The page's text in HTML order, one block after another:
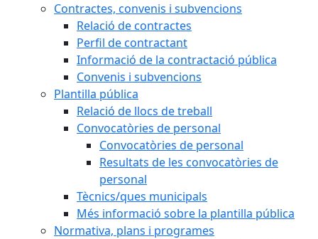
Contractes, convenis i subvencions
Relació de contractes
Perfil de contractant
Informació de la contractació pública
Convenis i subvencions
Plantilla pública
Relació de llocs de treball
Convocatòries de personal
Convocatòries de personal
Resultats de les convocatòries de
personal
Tècnics/ques municipals
Més informació sobre la plantilla pública
Normativa, plans i programes